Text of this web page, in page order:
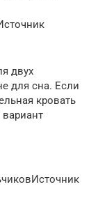
двух
для сна. Если
кровать